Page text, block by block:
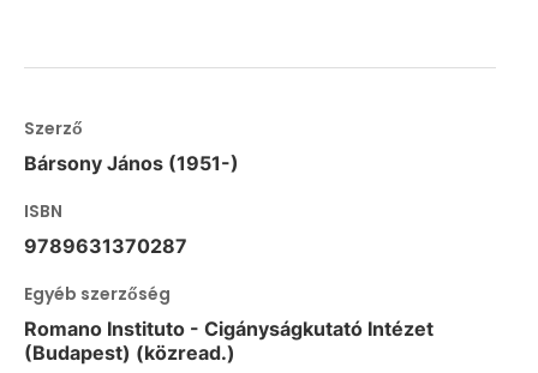
Szerző
Bársony János (1951-)
ISBN
9789631370287
Egyéb szerzőség
Romano Instituto - Cigányságkutató Intézet
(Budapest) (közread.)